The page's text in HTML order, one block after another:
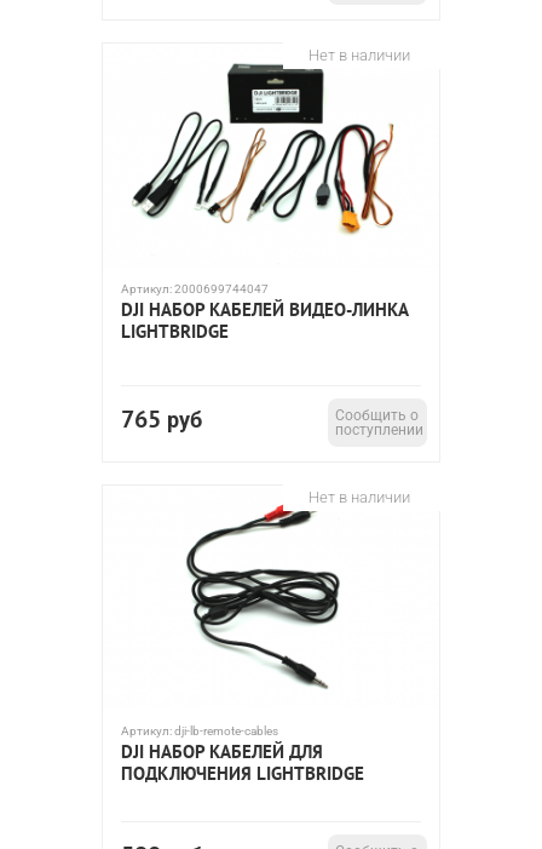
Нет в наличии
Артикул:2000699744047
DJI НАБОР КАБЕЛЕЙ ВИДЕО-ЛИНКА
LIGHTBRIDGE
765 руб
Сообщить о
поступлении
Нет в наличии
Артикул:dji-lb-remote-cables
DJI НАБОР КАБЕЛЕЙ ДЛЯ
ПОДКЛЮЧЕНИЯ LIGHTBRIDGE